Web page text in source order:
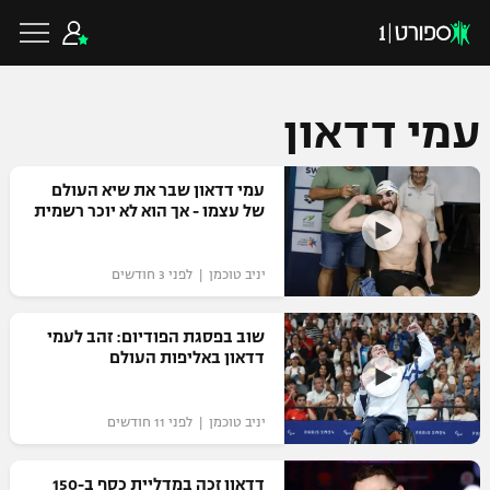
כדורגל ישראלי
ליגת העל
גביע הטוטו
ליגיונרים
גביע המדינה
כדורגל עולמי
ליגת האלופות
ליגה אירופית
ליגה אנגלית
כדורסל ישראלי
ליגת ווינר סל
ליגה לאומית
כדורסל עולמי
NBA
עמי דדאון
עמי דדאון שבר את שיא העולם
של עצמו - אך הוא לא יוכר רשמית
יניב טוכמן | לפני 3 חודשים
שוב בפסגת הפודיום: זהב לעמי
דדאון באליפות העולם
יניב טוכמן | לפני 11 חודשים
דדאון זכה במדליית כסף ב-150